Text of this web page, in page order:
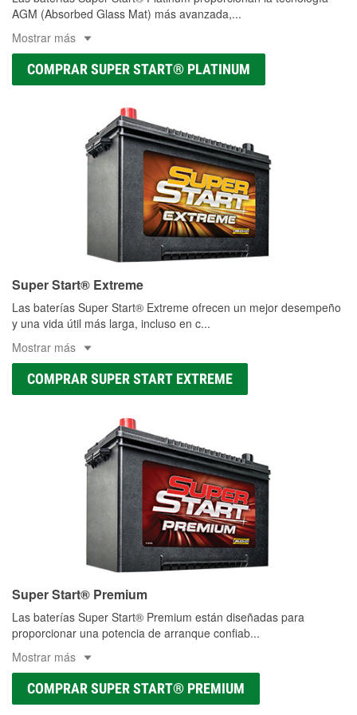
AGM (Absorbed Glass Mat) más avanzada,...
Mostrar más
COMPRAR SUPER START® PLATINUM
Super Start® Extreme
Las baterías Super Start® Extreme ofrecen un mejor desempeño
y una vida útil más larga, incluso en c...
Mostrar más
COMPRAR SUPER START EXTREME
Super Start® Premium
Las baterías Super Start® Premium están diseñadas para
proporcionar una potencia de arranque confiab...
Mostrar más
COMPRAR SUPER START® PREMIUM